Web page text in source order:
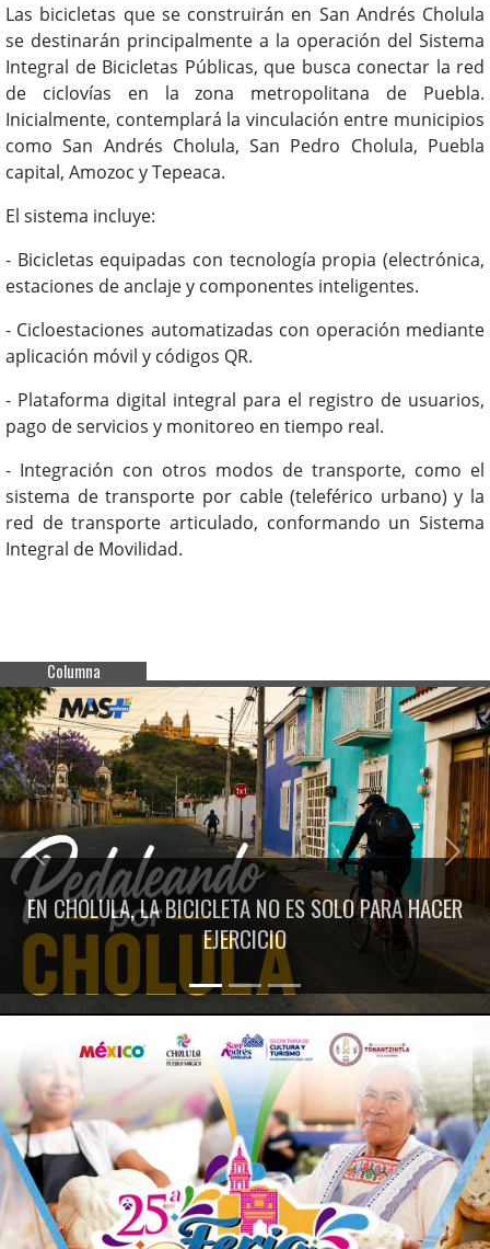
Las bicicletas que se construirán en San Andrés Cholula
se destinarán principalmente a la operación del Sistema
Integral de Bicicletas Públicas, que busca conectar la red
de ciclovías en la zona metropolitana de Puebla.
Inicialmente, contemplará la vinculación entre municipios
como San Andrés Cholula, San Pedro Cholula, Puebla
capital, Amozoc y Tepeaca.
El sistema incluye:
- Bicicletas equipadas con tecnología propia (electrónica,
estaciones de anclaje y componentes inteligentes.
- Cicloestaciones automatizadas con operación mediante
aplicación móvil y códigos QR.
- Plataforma digital integral para el registro de usuarios,
pago de servicios y monitoreo en tiempo real.
- Integración con otros modos de transporte, como el
sistema de transporte por cable (teleférico urbano) y la
red de transporte articulado, conformando un Sistema
Integral de Movilidad.
Columna
EN CHOLULA, LA BICICLETA NO ES SOLO PARA HACER
EJERCICIO
Previous Next